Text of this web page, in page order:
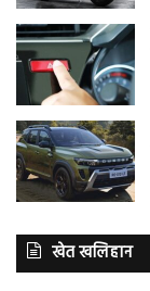
खेत खलिहान